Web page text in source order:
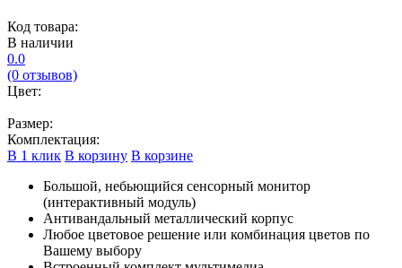
Код товара:
В наличии
0.0
(0 отзывов)
Цвет:
Размер:
Комплектация:
В 1 клик В корзину В корзине
Большой, небьющийся сенсорный монитор
(интерактивный модуль)
Антивандальный металлический корпус
Любое цветовое решение или комбинация цветов по
Вашему выбору